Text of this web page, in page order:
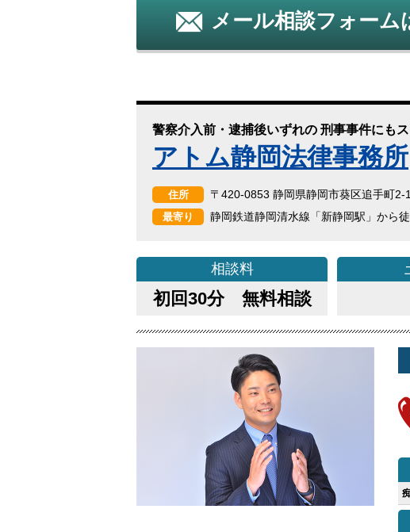
メール相談フォーム
警察介入前・逮捕後いずれの 刑事事件にも
アトム静岡法律事務所
住所 〒420-0853 静岡県静岡市葵区追手町
最寄り 静岡鉄道静岡清水線「新静岡駅」から
相談料
初回30分 無料相談